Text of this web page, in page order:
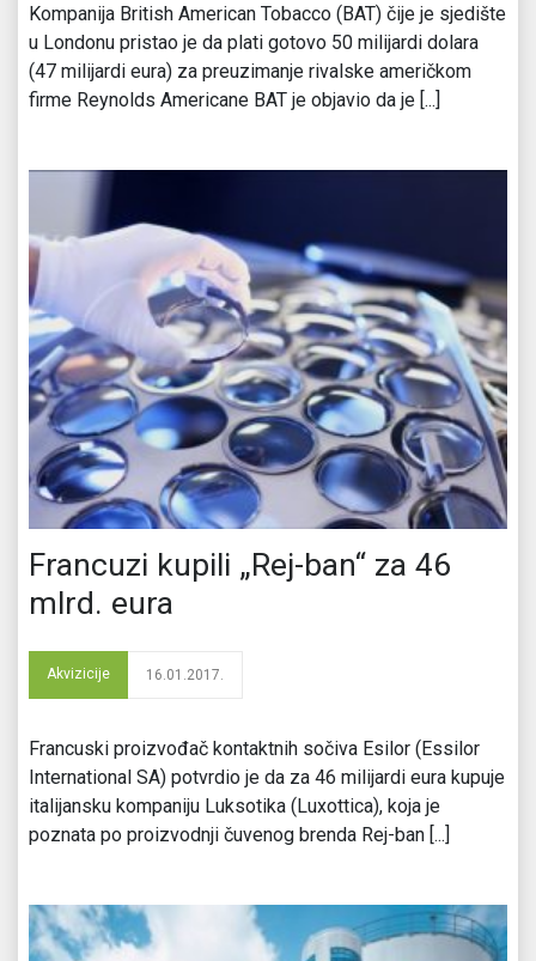
Kompanija British American Tobacco (BAT) čije je sjedište
u Londonu pristao je da plati gotovo 50 milijardi dolara
(47 milijardi eura) za preuzimanje rivalske američkom
firme Reynolds Americane BAT je objavio da je [...]
Francuzi kupili „Rej-ban“ za 46
mlrd. eura
Akvizicije 16.01.2017.
Francuski proizvođač kontaktnih sočiva Esilor (Essilor
International SA) potvrdio je da za 46 milijardi eura kupuje
italijansku kompaniju Luksotika (Luxottica), koja je
poznata po proizvodnji čuvenog brenda Rej-ban [...]